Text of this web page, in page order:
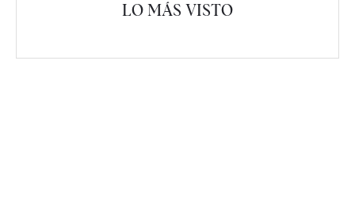
LO MÁS VISTO